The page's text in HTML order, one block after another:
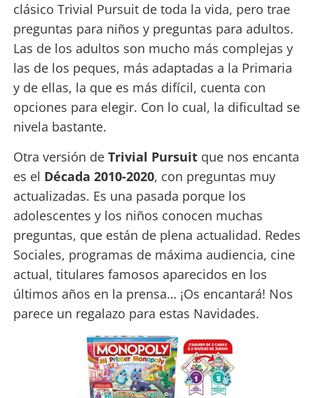
clásico Trivial Pursuit de toda la vida, pero trae
preguntas para niños y preguntas para adultos.
Las de los adultos son mucho más complejas y
las de los peques, más adaptadas a la Primaria
y de ellas, la que es más difícil, cuenta con
opciones para elegir. Con lo cual, la dificultad se
nivela bastante.
Otra versión de Trivial Pursuitque nos encanta
es el Década 2010-2020, con preguntas muy
actualizadas. Es una pasada porque los
adolescentes y los niños conocen muchas
preguntas, que están de plena actualidad. Redes
Sociales, programas de máxima audiencia, cine
actual, titulares famosos aparecidos en los
últimos años en la prensa… ¡Os encantará! Nos
parece un regalazo para estas Navidades.